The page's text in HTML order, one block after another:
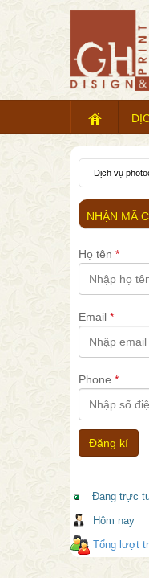
NHẬN MÃ
Họ tên *
Email *
Phone *
Đang trực
Hôm nay
Tổng lượt